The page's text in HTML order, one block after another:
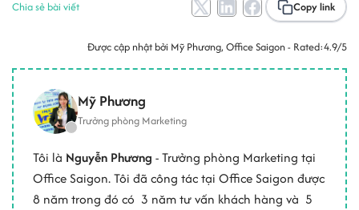
Chia sẻ bài viết Copy link
Được cập nhật bởi Mỹ Phương, Office Saigon - Rated:4.9/5
Mỹ Phương
Trưởng phòng Marketing
Tôi là Nguyễn Phương - Trưởng phòng Marketing tại
Office Saigon. Tôi đã công tác tại Office Saigon được
8 năm trong đó có 3 năm tư vấn khách hàng và 5